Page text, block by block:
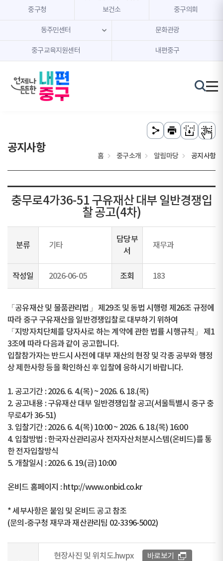
본문 내용 바로가기
주메뉴 바로가기
중구청 보건소 중구의회
동주민센터 문화관광
중구교육지원센터 내편중구
공지사항
홈 중구소개 알림마당 공지사항
충무로4가36-51 구유재산 대부 일반경쟁입
찰 공고(4차)
분류 기타
담당부
서
재무과
작성일 2026-06-05 조회 183
「공유재산 및 물품관리법」 제29조 및 동법 시행령 제26조 규정에
따라 중구 구유재산을 일반경쟁입찰로 대부하기 위하여
「지방자치단체를 당자사로 하는 계약에 관한 법률 시행규칙」 제1
3조에 따라 다음과 같이 공고합니다.
입찰참가자는 반드시 사전에 대부 재산의 현장 및 각종 공부와 행정
상 제한사항 등을 확인하신 후 입찰에 응하시기 바랍니다.
1. 공고기간 : 2026. 6. 4.(목) ~ 2026. 6. 18.(목)
2. 공고내용 : 구유재산 대부 일반경쟁입찰 공고(서울특별시 중구 충
무로4가 36-51)
3. 입찰기간 : 2026. 6. 4.(목) 10:00 ~ 2026. 6. 18.(목) 16:00
4. 입찰방법 : 한국자산관리공사 전자자산처분시스템(온비드)를 통
한 전자입찰방식
5. 개찰일시 : 2026. 6. 19.(금) 10:00
온비드 홈페이지 : http://www.onbid.co.kr
* 세부사항은 붙임 및 온비드 공고 참조
(문의-중구청 재무과 재산관리팀 02-3396-5002)
현장사진 및 위치도.hwpx 바로보기